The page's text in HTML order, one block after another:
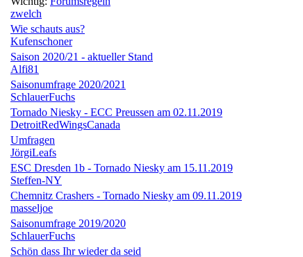
zwelch
Wie schauts aus?
Kufenschoner
Saison 2020/21 - aktueller Stand
Alfi81
Saisonumfrage 2020/2021
SchlauerFuchs
Tornado Niesky - ECC Preussen am 02.11.2019
DetroitRedWingsCanada
Umfragen
JörgiLeafs
ESC Dresden 1b - Tornado Niesky am 15.11.2019
Steffen-NY
Chemnitz Crashers - Tornado Niesky am 09.11.2019
masseljoe
Saisonumfrage 2019/2020
SchlauerFuchs
Schön dass Ihr wieder da seid